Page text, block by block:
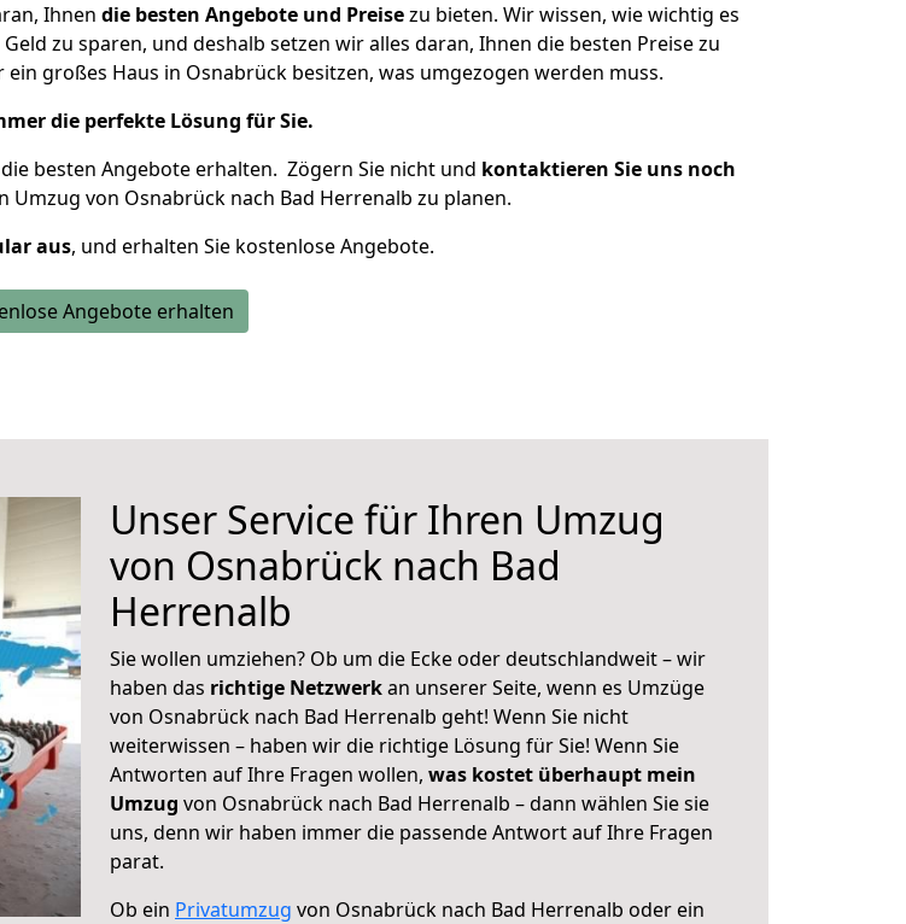
Ihnen die besten Angebote und Preisezu bieten. Wir wissen, wie wichtig es
zu sparen, und deshalb setzen wir alles daran, Ihnen die besten Preise zu
großes Haus in Osnabrück besitzen, was umgezogen werden muss.
die perfekte Lösung für Sie.
besten Angebote erhalten. Zögern Sie nicht und kontaktieren Sie uns noch
Umzug von Osnabrück nach Bad Herrenalb zu planen.
aus, und erhalten Sie kostenlose Angebote.
Angebote erhalten
Unser Service für Ihren Umzug
von Osnabrück nach Bad
Herrenalb
Sie wollen umziehen? Ob um die Ecke oder deutschlandweit – wir
haben das richtige Netzwerkan unserer Seite, wenn es Umzüge
von Osnabrück nach Bad Herrenalb geht! Wenn Sie nicht
weiterwissen – haben wir die richtige Lösung für Sie! Wenn Sie
Antworten auf Ihre Fragen wollen, was kostet überhaupt mein
Umzug von Osnabrück nach Bad Herrenalb – dann wählen Sie sie
uns, denn wir haben immer die passende Antwort auf Ihre Fragen
parat.
Ob ein Privatumzug von Osnabrück nach Bad Herrenalb oder ein